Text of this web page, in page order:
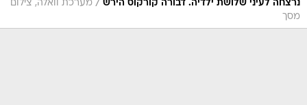
נרצחה לעיני שלושת ילדיה. דבורה קורקוס הירש / מערכת וואלה, צילום
מסך